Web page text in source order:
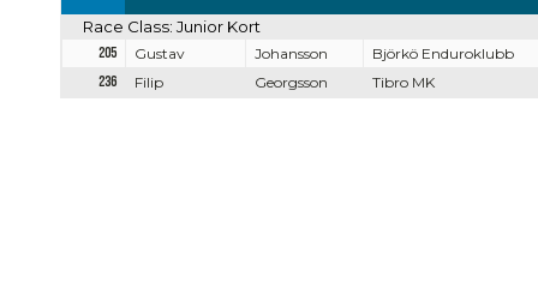
Race Class: Junior Kort
205 Gustav Johansson
Björkö Enduroklubb
236
Filip Georgsson Tibro MK